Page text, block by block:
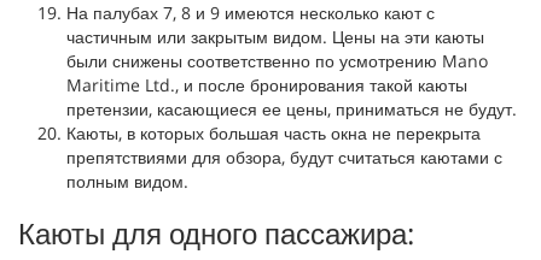
На палубах 7, 8 и 9 имеются несколько кают с
частичным или закрытым видом. Цены на эти каюты
были снижены соответственно по усмотрению Mano
Maritime Ltd., и после бронирования такой каюты
претензии, касающиеся ее цены, приниматься не будут.
Каюты, в которых большая часть окна не перекрыта
препятствиями для обзора, будут считаться каютами с
полным видом.
Каюты для одного пассажира: